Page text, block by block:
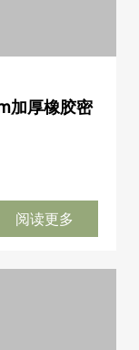
加厚橡胶密
阅读更多